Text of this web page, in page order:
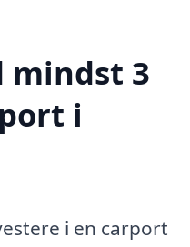
3
i
i en carport